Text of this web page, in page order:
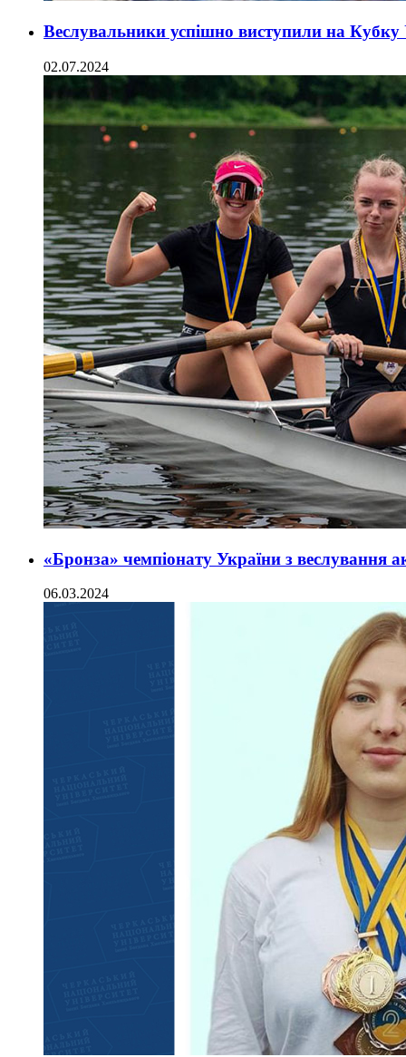
Веслувальники успішно виступили на Кубку
02.07.2024
«Бронза» чемпіонату України з
06.03.2024